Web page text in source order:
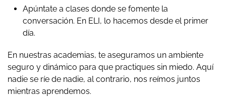
Apúntate a clases donde se fomente la
conversación. En ELI, lo hacemos desde el primer
día.
En nuestras academias, te aseguramos un ambiente
seguro y dinámico para que practiques sin miedo. Aquí
nadie se ríe de nadie, al contrario, nos reímos juntos
mientras aprendemos.